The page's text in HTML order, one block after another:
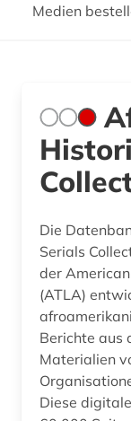
Medien
Die
Serials
der
(ATLA) entwickelt
Berichte aus
Materialien
Diese digitale